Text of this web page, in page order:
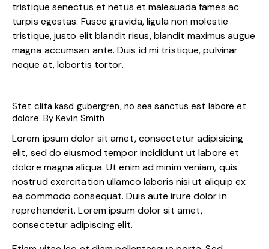
tristique senectus et netus et malesuada fames ac
turpis egestas. Fusce gravida, ligula non molestie
tristique, justo elit blandit risus, blandit maximus augue
magna accumsan ante. Duis id mi tristique, pulvinar
neque at, lobortis tortor.
Stet clita kasd gubergren, no sea sanctus est labore et
dolore. ByKevin Smith
Lorem ipsum dolor sit amet, consectetur adipisicing
elit, sed do eiusmod tempor incididunt ut labore et
dolore magna aliqua. Ut enim ad minim veniam, quis
nostrud exercitation ullamco laboris nisi ut aliquip ex
ea commodo consequat. Duis aute irure dolor in
reprehenderit. Lorem ipsum dolor sit amet,
consectetur adipiscing elit.